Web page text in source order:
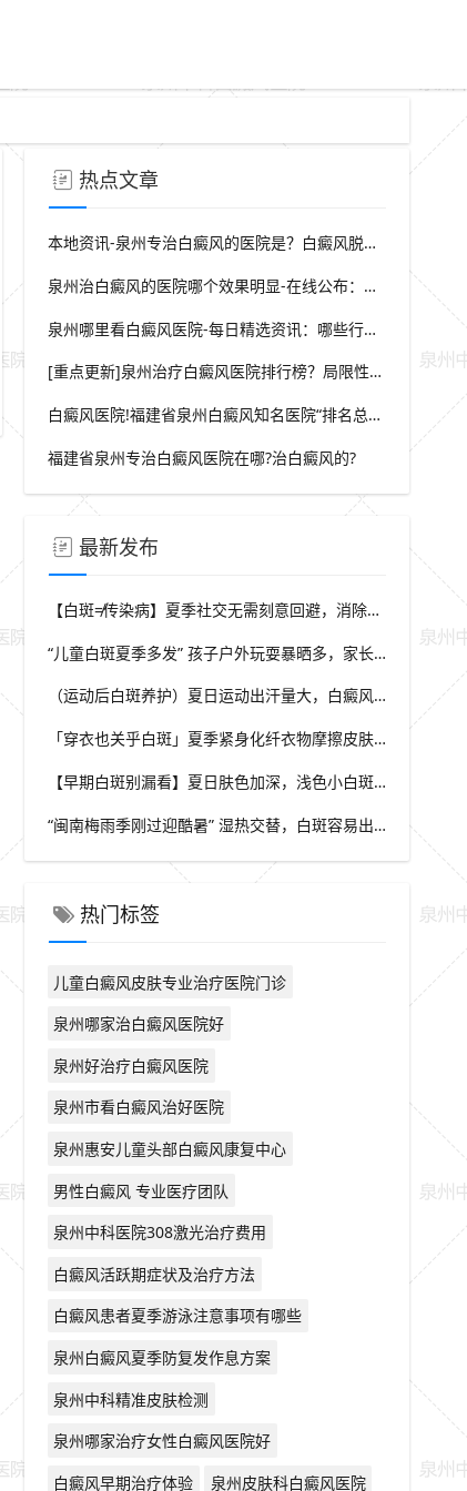
热点文章
本地资讯-泉州专治白癜风的医院是？白癜风脱屑是什么症状？
泉州治白癜风的医院哪个效果明显-在线公布：生活中哪些因素会诱发出白癜风
泉州哪里看白癜风医院-每日精选资讯：哪些行为会导致白癜风白斑在长
[重点更新]泉州治疗白癜风医院排行榜？局限性白癜风早期症状？
白癜风医院!福建省泉州白癜风知名医院“排名总榜公开”福建省泉州治白癜风那家医院较好“强势推荐”?
福建省泉州专治白癜风医院在哪?治白癜风的?
最新发布
【白斑≠传染病】夏季社交无需刻意回避，消除对白斑的误解，泉州中科白癜风医院科普白癜风基础常识
“儿童白斑夏季多发” 孩子户外玩耍暴晒多，家长多留意皮肤变化，泉州中科白癜风医院浅谈孩童白斑相关护理
（运动后白斑养护）夏日运动出汗量大，白癜风人群运动需兼顾防晒与干爽，泉州中科白癜风医院分享运动注意点
「穿衣也关乎白斑」夏季紧身化纤衣物摩擦皮肤，容易触发同形反应，泉州中科白癜风医院推荐白斑人群穿搭选择
【早期白斑别漏看】夏日肤色加深，浅色小白斑容易被忽略，泉州中科白癜风医院提示发现异常白斑尽早筛查
“闽南梅雨季刚过迎酷暑” 湿热交替，白斑容易出现波动，泉州中科白癜风医院讲解潮湿环境下白斑护理重点
热门标签
儿童白癜风皮肤专业治疗医院门诊
泉州哪家治白癜风医院好
泉州好治疗白癜风医院
泉州市看白癜风治好医院
泉州惠安儿童头部白癜风康复中心
男性白癜风 专业医疗团队
泉州中科医院308激光治疗费用
白癜风活跃期症状及治疗方法
白癜风患者夏季游泳注意事项有哪些
泉州白癜风夏季防复发作息方案
泉州中科精准皮肤检测
泉州哪家治疗女性白癜风医院好
白癜风早期治疗体验
泉州皮肤科白癜风医院